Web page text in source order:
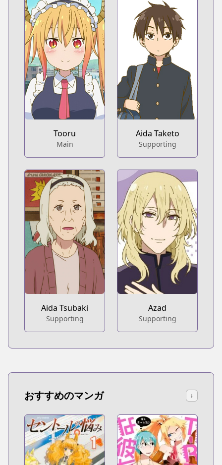
Tooru
Main
Aida Taketo
Supporting
Aida Tsubaki
Supporting
Azad
Supporting
おすすめのマンガ ↓